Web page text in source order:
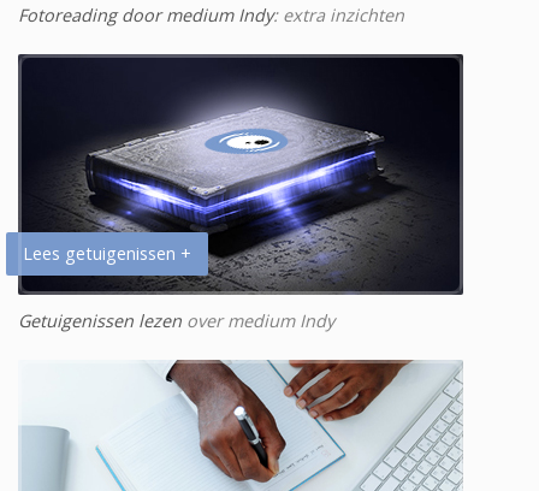
Fotoreading door medium Indy: extra inzichten
Lees getuigenissen +
Getuigenissen lezen over medium Indy